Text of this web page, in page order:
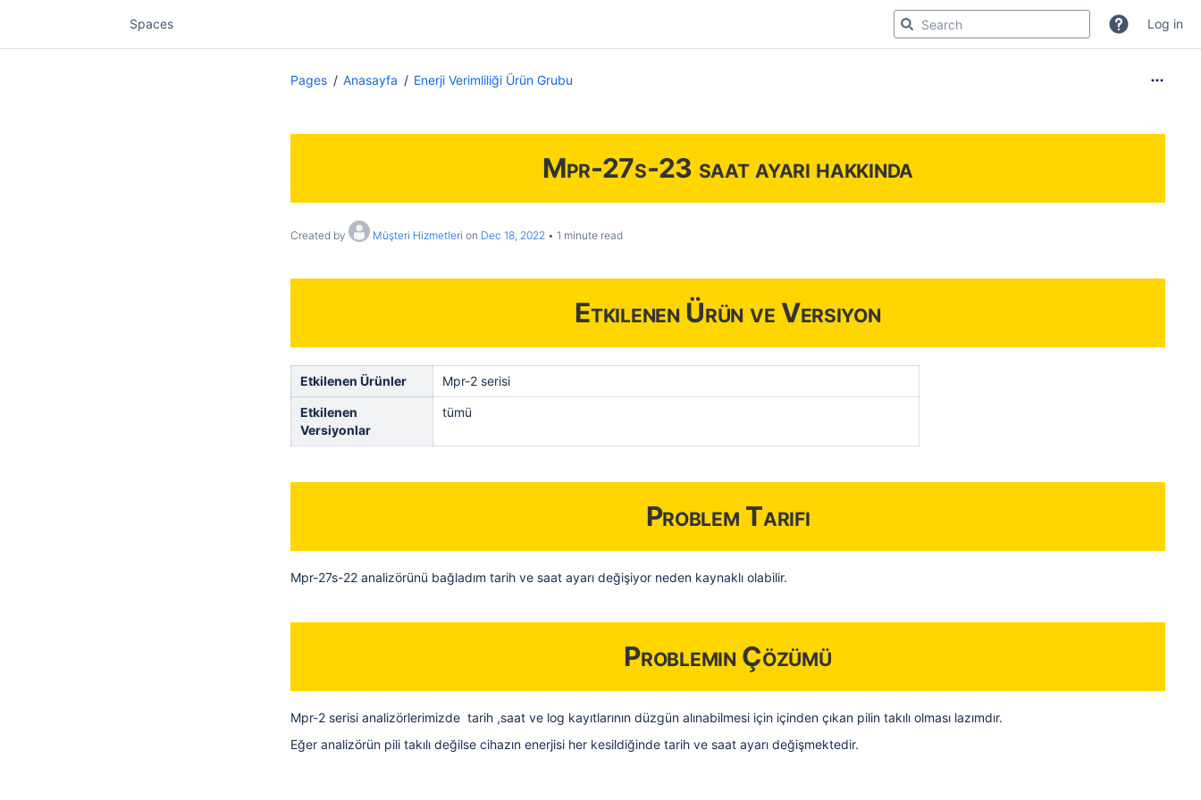
Spaces Log in
Pages Anasayfa Enerji Verimliliği Ürün Grubu
Mpr-27s-23 saat ayarı hakkında
Created by Müşteri Hizmetleri on Dec 18, 2022 1 minute read
Etkilenen Ürün ve Versiyon
Etkilenen Ürünler Mpr-2 serisi
Etkilenen
Versiyonlar
tümü
Problem Tarifi
Mpr-27s-22 analizörünü bağladım tarih ve saat ayarı değişiyor neden kaynaklı olabilir.
Problemin Çözümü
Mpr-2 serisi analizörlerimizde tarih ,saat ve log kayıtlarının düzgün alınabilmesi için içinden çıkan pilin takılı olması lazımdır.
Eğer analizörün pili takılı değilse cihazın enerjisi her kesildiğinde tarih ve saat ayarı değişmektedir.